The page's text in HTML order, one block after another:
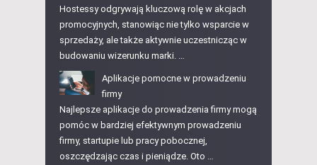
Hostessy odgrywają kluczową rolę w akcjach
promocyjnych, stanowiąc nie tylko wsparcie w
sprzedaży, ale także aktywnie uczestnicząc w
budowaniu wizerunku marki. …
Aplikacje pomocne w prowadzeniu
firmy
Najlepsze aplikacje do prowadzenia firmy mogą
pomóc w bardziej efektywnym prowadzeniu
firmy, startupie lub pracy pobocznej,
oszczędzając czas i pieniądze. Oto …